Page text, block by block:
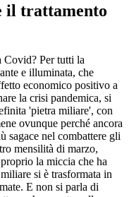
il trattamento
Covid? Per tutti la
e illuminata, che
economico positivo a
la crisi pandemica, si
'pietra miliare', con
ovunque perché ancora
sagace nel combattere gli
mensilità di marzo,
la miccia che ha
si è trasformata in
E non si parla di